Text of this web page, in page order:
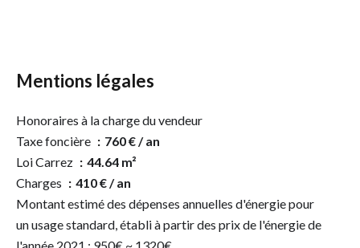
Mentions légales
Honoraires à la charge du vendeur
Taxe foncière
760 € / an
Loi Carrez
44.64 m²
Charges
410 € / an
Montant estimé des dépenses annuelles d'énergie pour
un usage standard, établi à partir des prix de l'énergie de